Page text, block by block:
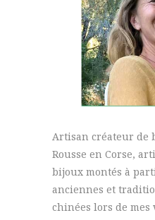
Artisan créateur de
Rousse en Corse,
bijoux montés à
anciennes et
chinées lors de mes